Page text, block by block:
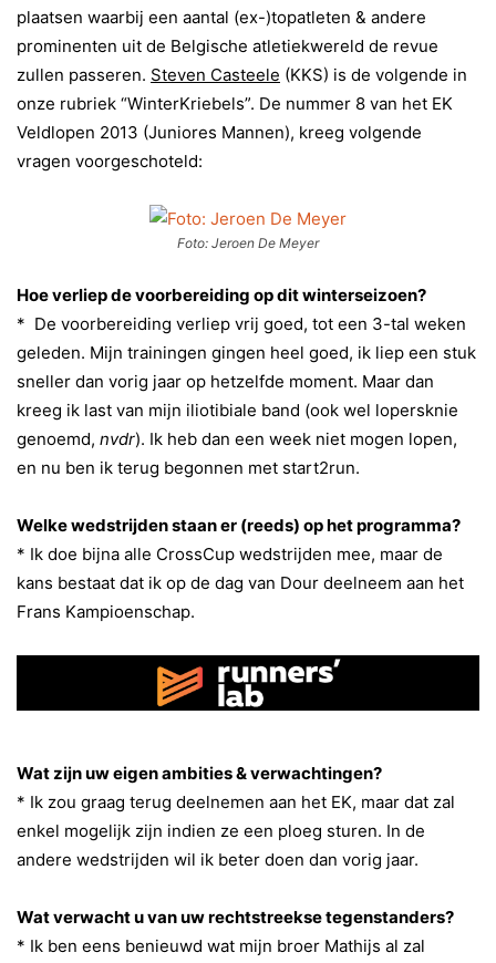
plaatsen waarbij een aantal (ex-)topatleten & andere
prominenten uit de Belgische atletiekwereld de revue
zullen passeren. Steven Casteele (KKS) is de volgende in
onze rubriek “WinterKriebels”. De nummer 8 van het EK
Veldlopen 2013 (Juniores Mannen), kreeg volgende
vragen voorgeschoteld:
Foto: Jeroen De Meyer
Hoe verliep de voorbereiding op dit winterseizoen?
* De voorbereiding verliep vrij goed, tot een 3-tal weken
geleden. Mijn trainingen gingen heel goed, ik liep een stuk
sneller dan vorig jaar op hetzelfde moment. Maar dan
kreeg ik last van mijn iliotibiale band (ook wel lopersknie
genoemd, nvdr). Ik heb dan een week niet mogen lopen,
en nu ben ik terug begonnen met start2run.
Welke wedstrijden staan er (reeds) op het programma?
* Ik doe bijna alle CrossCup wedstrijden mee, maar de
kans bestaat dat ik op de dag van Dour deelneem aan het
Frans Kampioenschap.
Wat zijn uw eigen ambities & verwachtingen?
* Ik zou graag terug deelnemen aan het EK, maar dat zal
enkel mogelijk zijn indien ze een ploeg sturen. In de
andere wedstrijden wil ik beter doen dan vorig jaar.
Wat verwacht u van uw rechtstreekse tegenstanders?
* Ik ben eens benieuwd wat mijn broer Mathijs al zal